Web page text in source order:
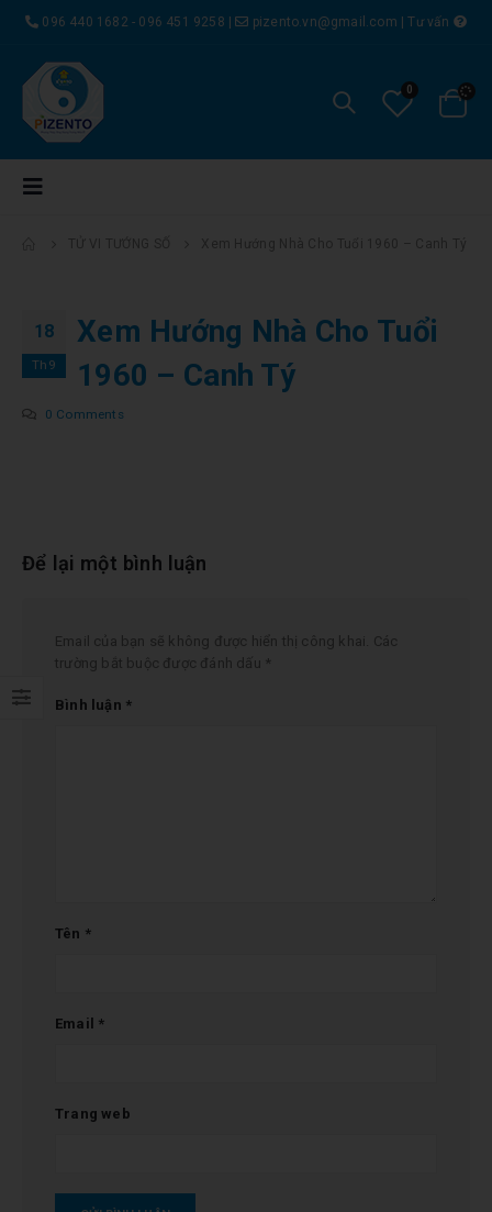
096 440 1682 - 096 451 9258 pizento.vn@gmail.com |Tư vấn
0
18
Th9
Xem Hướng Nhà Cho Tuổi
1960 – Canh Tý
0 Comments
Để lại một bình luận
Email của bạn sẽ không được hiển thị công khai. Các
trường bắt buộc được đánh dấu *
Bình luận *
Tên *
Email *
Trang web